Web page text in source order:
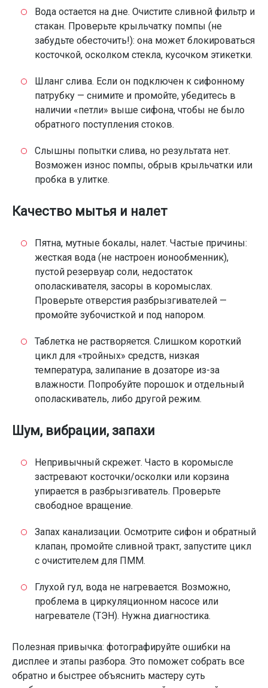
Вода остается на дне. Очистите сливной фильтр и
стакан. Проверьте крыльчатку помпы (не
забудьте обесточить!): она может блокироваться
косточкой, осколком стекла, кусочком этикетки.
Шланг слива. Если он подключен к сифонному
патрубку — снимите и промойте, убедитесь в
наличии «петли» выше сифона, чтобы не было
обратного поступления стоков.
Слышны попытки слива, но результата нет.
Возможен износ помпы, обрыв крыльчатки или
пробка в улитке.
Качество мытья и налет
Пятна, мутные бокалы, налет. Частые причины:
жесткая вода (не настроен ионообменник),
пустой резервуар соли, недостаток
ополаскивателя, засоры в коромыслах.
Проверьте отверстия разбрызгивателей —
промойте зубочисткой и под напором.
Таблетка не растворяется. Слишком короткий
цикл для «тройных» средств, низкая
температура, залипание в дозаторе из-за
влажности. Попробуйте порошок и отдельный
ополаскиватель, либо другой режим.
Шум, вибрации, запахи
Непривычный скрежет. Часто в коромысле
застревают косточки/осколки или корзина
упирается в разбрызгиватель. Проверьте
свободное вращение.
Запах канализации. Осмотрите сифон и обратный
клапан, промойте сливной тракт, запустите цикл
с очистителем для ПММ.
Глухой гул, вода не нагревается. Возможно,
проблема в циркуляционном насосе или
нагревателе (ТЭН). Нужна диагностика.
Полезная привычка: фотографируйте ошибки на
дисплее и этапы разбора. Это поможет собрать все
обратно и быстрее объяснить мастеру суть